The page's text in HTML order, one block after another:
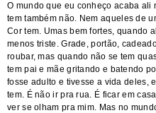
O mundo que eu conheço acaba
tem também não. Nem aqueles de
Cor tem. Umas bem fortes, quando
menos triste. Grade, portão,
roubar, mas quando não se tem
tem pai e mãe gritando e batendo
fosse adulto e tivesse a vida deles,
tem. É não ir pra rua. É ficar em
ver se olham pra mim. Mas no